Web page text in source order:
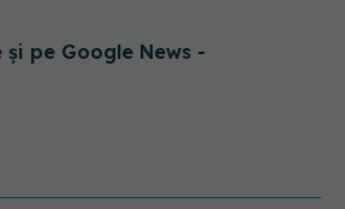
pe Google News -